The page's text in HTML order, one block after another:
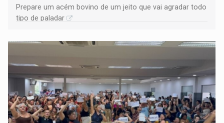
Prepare um acém bovino de um jeito que vai agradar todo
tipo de paladar